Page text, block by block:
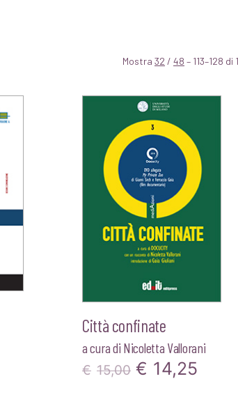
Mostra 32 / 48 – 113–128 di
Città confinate
a cura di Nicoletta Vallorani
€ 15,00 Il
€ 14,25